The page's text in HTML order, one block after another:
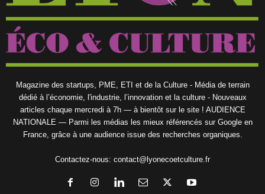
Magazine des startups, PME, ETI et de la Culture - Média de terrain
dédié à l’économie, l'industrie, l’innovation et la culture - Nouveaux
articles chaque mercredi à 7h — à bientôt sur le site ! AUDIENCE
NATIONALE — Parmi les médias les mieux référencés sur Google en
France, grâce à une audience issue des recherches organiques.
Contactez-nous: contact@lyonecoetculture.fr